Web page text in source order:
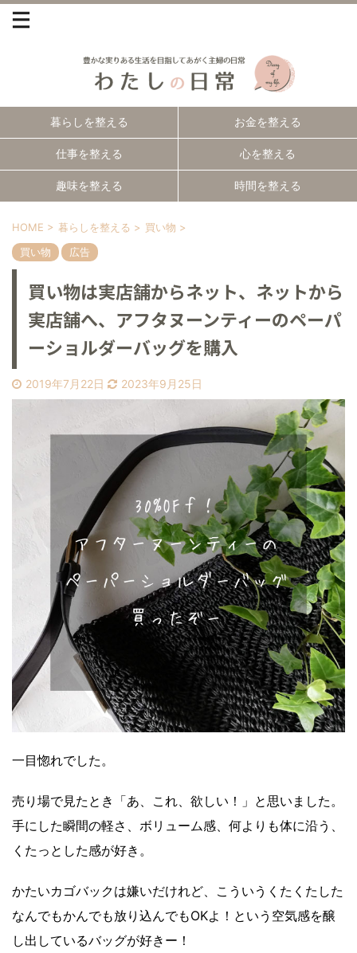
暮らしを整える お金を整える
仕事を整える 心を整える
趣味を整える 時間を整える
HOME > 暮らしを整える > 買い物 >
買い物
広告
買い物は実店舗からネット、ネットから
実店舗へ、アフタヌーンティーのペーパ
ーショルダーバッグを購入
2019年7月22日 2023年9月25日
一目惚れでした。
売り場で見たとき「あ、これ、欲しい！」と思いました。
手にした瞬間の軽さ、ボリューム感、何よりも体に沿う、
くたっとした感が好き。
かたいカゴバックは嫌いだけれど、こういうくたくたした
なんでもかんでも放り込んでもOKよ！という空気感を醸
し出しているバッグが好きー！